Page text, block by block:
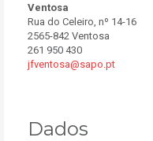
Ventosa
Rua do Celeiro, nº 14-16
2565-842 Ventosa
261 950 430
jfventosa@sapo.pt
Dados